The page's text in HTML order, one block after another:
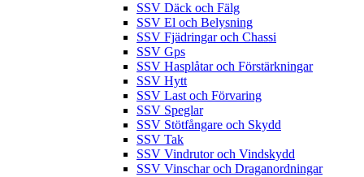
SSV Däck och Fälg
SSV El och Belysning
SSV Fjädringar och Chassi
SSV Gps
SSV Hasplåtar och Förstärkningar
SSV Hytt
SSV Last och Förvaring
SSV Speglar
SSV Stötfångare och Skydd
SSV Tak
SSV Vindrutor och Vindskydd
SSV Vinschar och Draganordningar